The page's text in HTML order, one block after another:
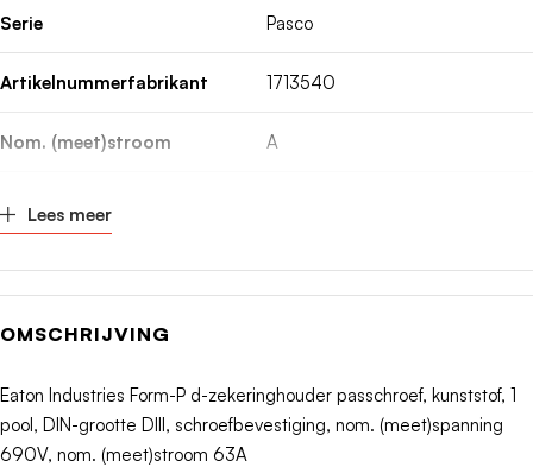
Serie Pasco
Artikelnummerfabrikant 1713540
Nom. (meet)stroom A
Fabrikant
Lees meer
OMSCHRIJVING
Eaton Industries Form-P d-zekeringhouder passchroef, kunststof, 1
pool, DIN-grootte DIII, schroefbevestiging, nom. (meet)spanning
690V, nom. (meet)stroom 63A